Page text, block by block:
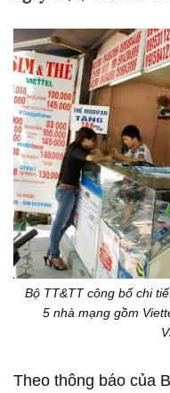
Bộ TT&TT công bố chi
5 nhà mạng gồm
Theo thông báo của